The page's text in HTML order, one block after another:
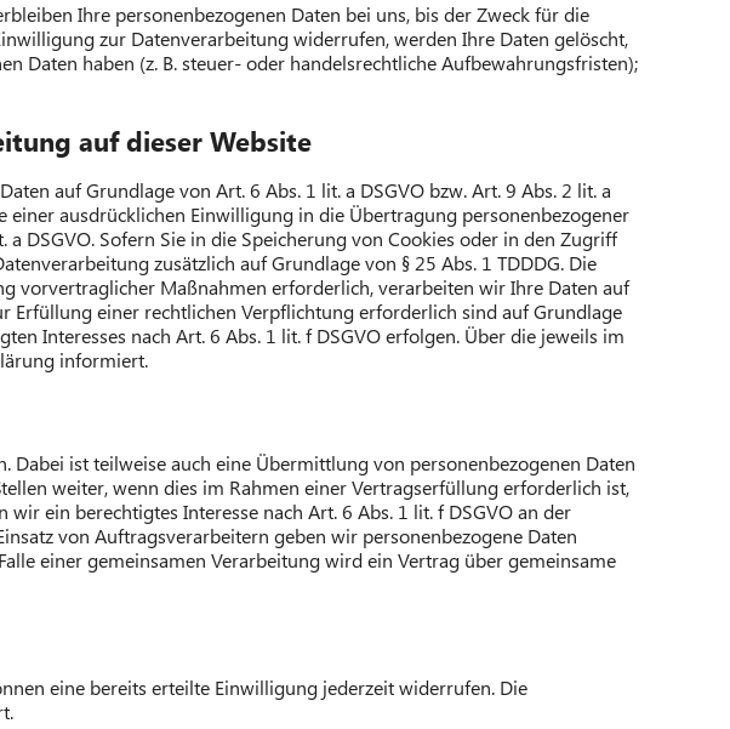
Ihre personenbezogenen Daten bei uns, bis der Zweck für die
zur Datenverarbeitung widerrufen, werden Ihre Daten gelöscht,
Daten haben (z. B. steuer- oder handelsrechtliche Aufbewahrungsfristen);
auf dieser Website
auf Grundlage von Art. 6 Abs. 1 lit. a DSGVO bzw. Art. 9 Abs. 2 lit. a
einer ausdrücklichen Einwilligung in die Übertragung personenbezogener
DSGVO. Sofern Sie in die Speicherung von Cookies oder in den Zugriff
zusätzlich auf Grundlage von § 25 Abs. 1 TDDDG. Die
vorvertraglicher Maßnahmen erforderlich, verarbeiten wir Ihre Daten auf
Erfüllung einer rechtlichen Verpflichtung erforderlich sind auf Grundlage
Interesses nach Art. 6 Abs. 1 lit. f DSGVO erfolgen. Über die jeweils im
informiert.
ist teilweise auch eine Übermittlung von personenbezogenen Daten
weiter, wenn dies im Rahmen einer Vertragserfüllung erforderlich ist,
ein berechtigtes Interesse nach Art. 6 Abs. 1 lit. f DSGVO an der
von Auftragsverarbeitern geben wir personenbezogene Daten
einer gemeinsamen Verarbeitung wird ein Vertrag über gemeinsame
eine bereits erteilte Einwilligung jederzeit widerrufen. Die